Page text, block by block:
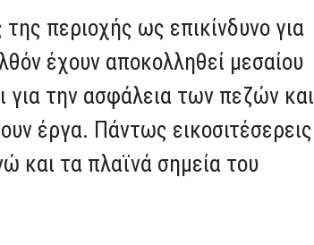
περιοχής ως επικίνδυνο για
έχουν αποκολληθεί μεσαίου
για την ασφάλεια των πεζών και
έργα. Πάντως εικοσιτέσερεις
και τα πλαϊνά σημεία του